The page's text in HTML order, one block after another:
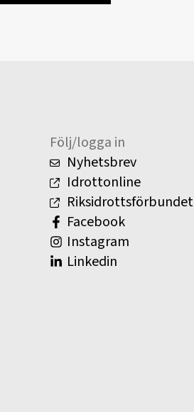
Följ/logga in
Nyhetsbrev
Idrottonline
Riksidrottsförbundet
Facebook
Instagram
Linkedin